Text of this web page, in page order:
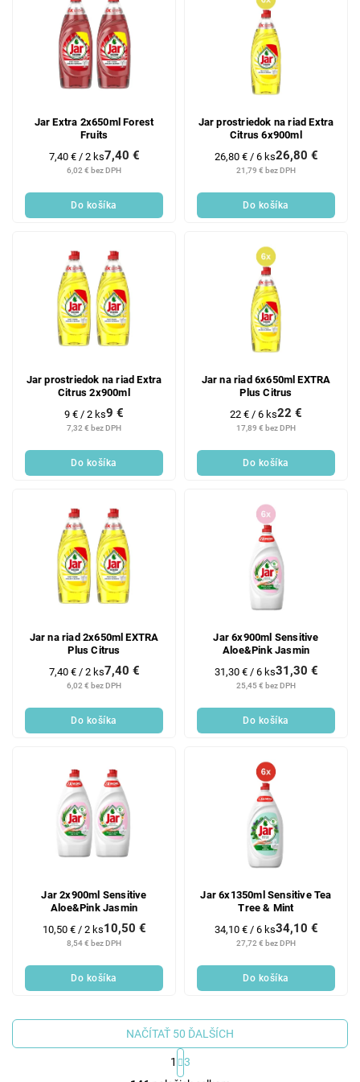
Jar Extra 2x650ml Forest
Fruits
6,02 € bez DPH
7,40 €
Jednotková
cena:
7,40 € / 2 ks
Do košíka
Jar prostriedok na riad Extra
Citrus 6x900ml
21,79 € bez DPH
26,80 €
Jednotková
cena:
26,80 € / 6 ks
Do košíka
Jar prostriedok na riad Extra
Citrus 2x900ml
7,32 € bez DPH
9 €
Jednotková
cena:
9 € / 2 ks
Do košíka
Jar na riad 6x650ml EXTRA
Plus Citrus
17,89 € bez DPH
22 €
Jednotková
cena:
22 € / 6 ks
Do košíka
Jar na riad 2x650ml EXTRA
Plus Citrus
6,02 € bez DPH
7,40 €
Jednotková
cena:
7,40 € / 2 ks
Do košíka
Jar 6x900ml Sensitive
Aloe&Pink Jasmin
25,45 € bez DPH
31,30 €
Jednotková
cena:
31,30 € / 6 ks
Do košíka
Jar 2x900ml Sensitive
Aloe&Pink Jasmin
8,54 € bez DPH
10,50 €
Jednotková
10,50 € / 2 ks
Do košíka
Jar 6x1350ml Sensitive Tea
Tree & Mint
27,72 € bez DPH
34,10 €
Jednotková
cena:
34,10 € / 6 ks
Do košíka
O
NAČÍTAŤ 50 ĎALŠÍCH
1
3